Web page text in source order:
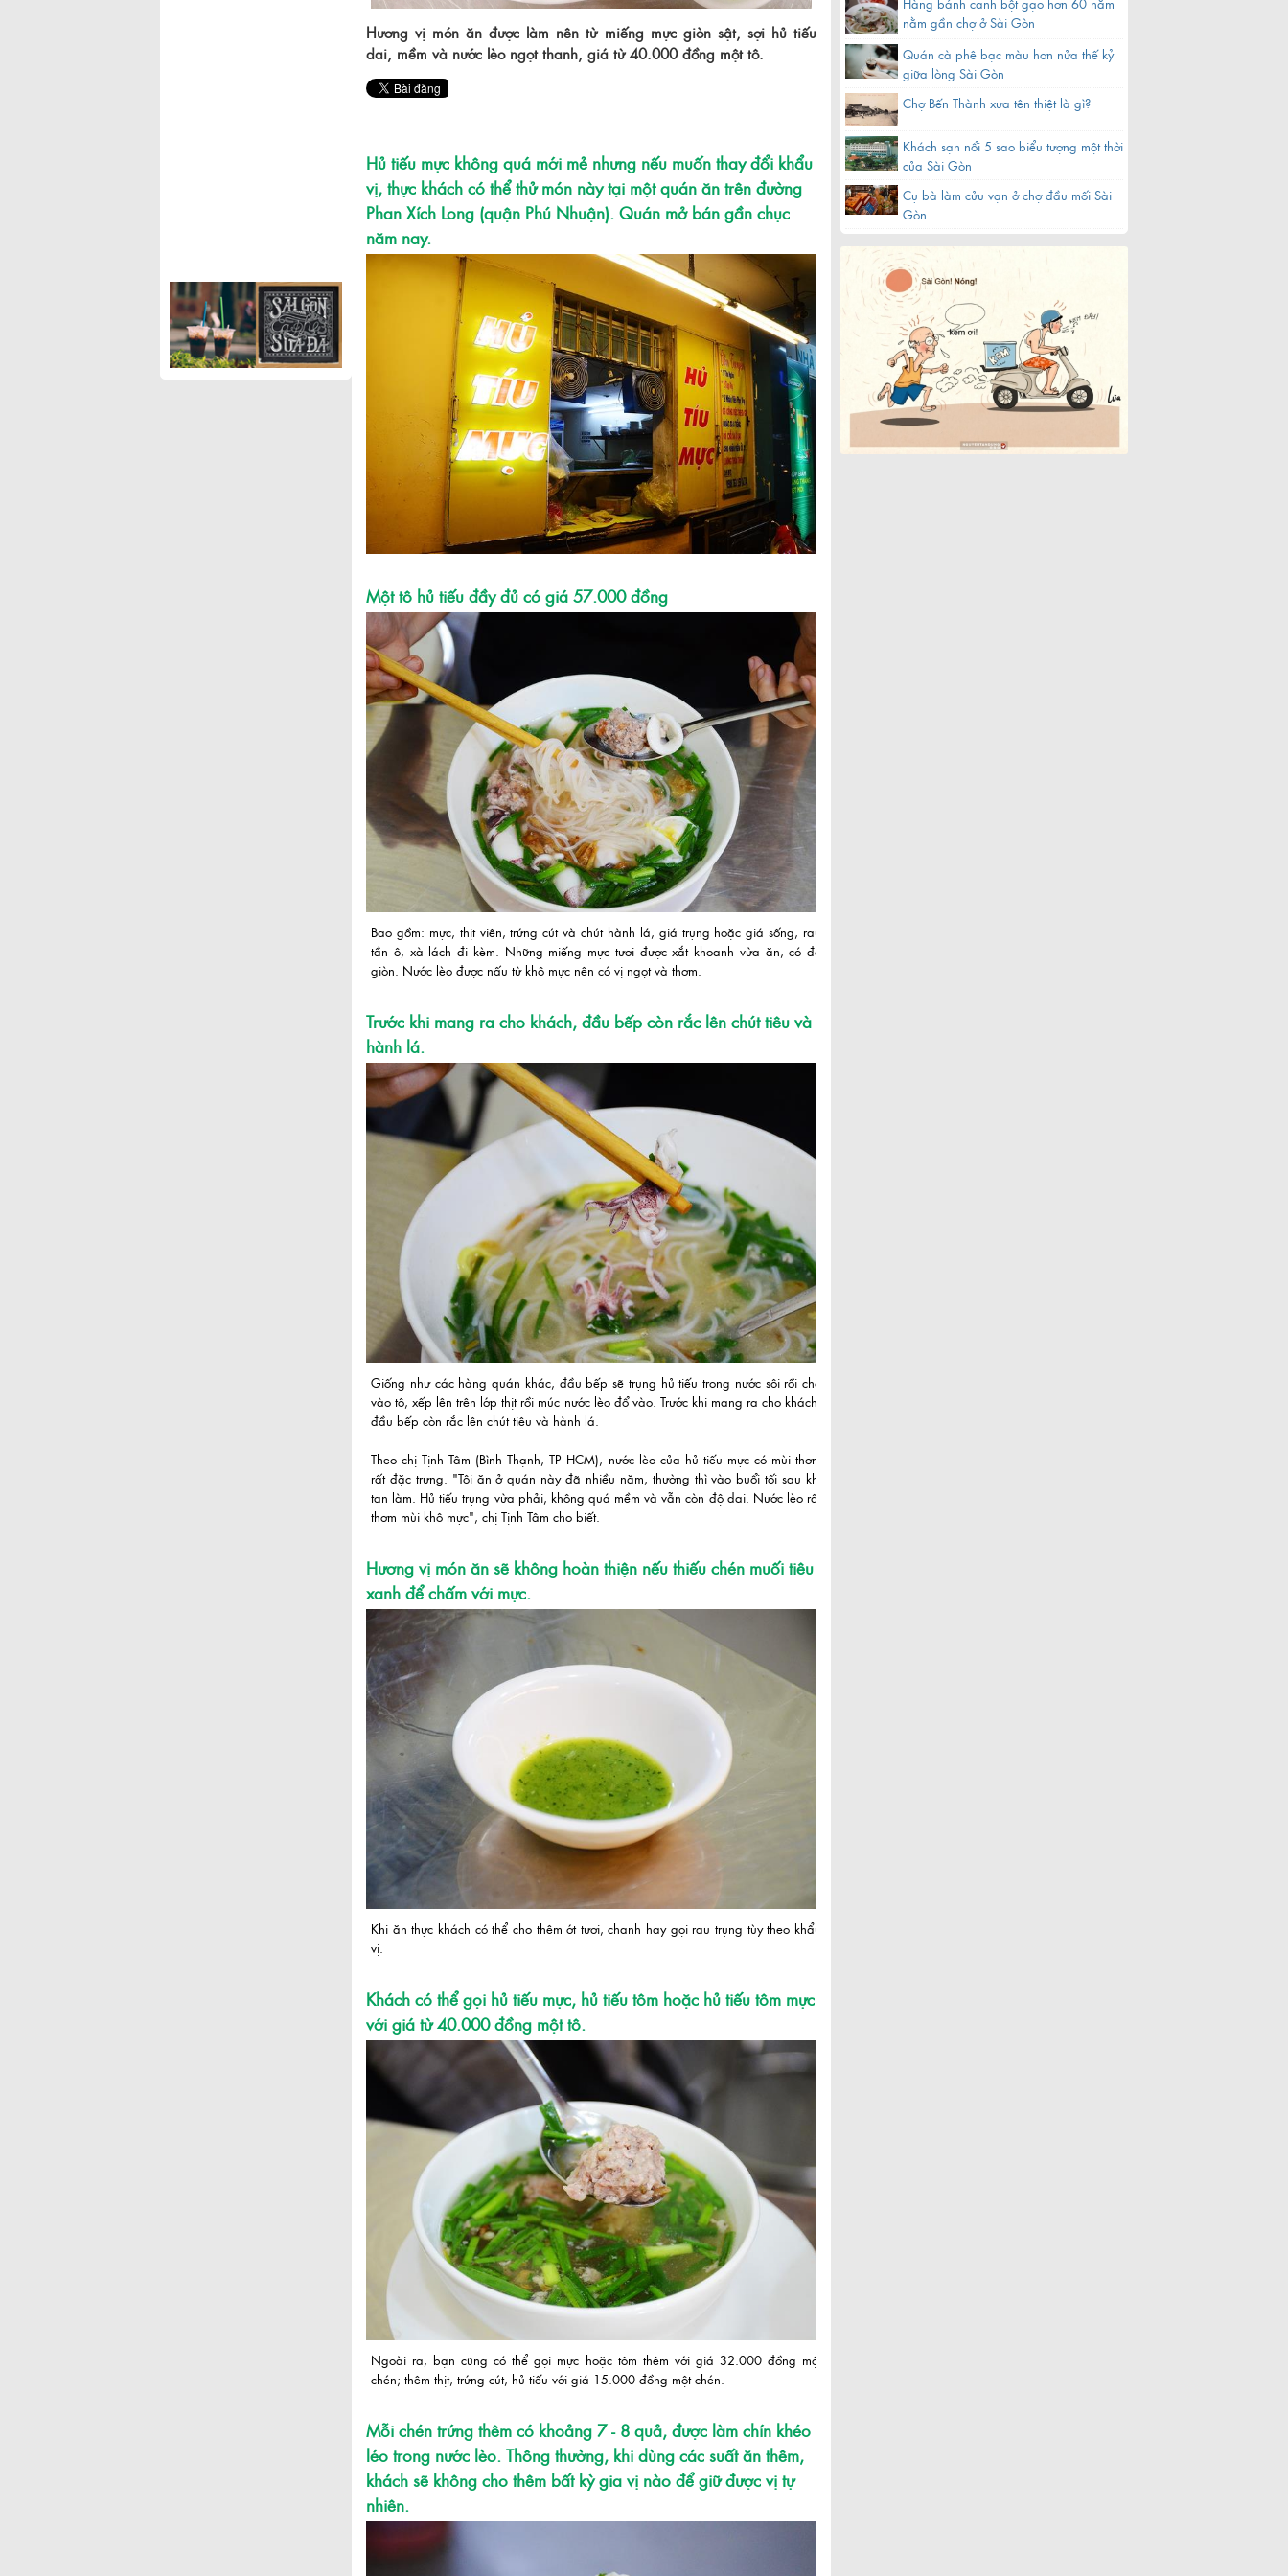
Hương vị món ăn được làm nên từ miếng mực giòn sật, sợi hủ tiếu
dai, mềm và nước lèo ngọt thanh, giá từ 40.000 đồng một tô.
Hủ tiếu mực không quá mới mẻ nhưng nếu muốn thay đổi khẩu
vị, thực khách có thể thử món này tại một quán ăn trên đường
Phan Xích Long (quận Phú Nhuận). Quán mở bán gần chục
năm nay.
Một tô hủ tiếu đầy đủ có giá 57.000 đồng
Bao gồm: mực, thịt viên, trứng cút và chút hành lá, giá trụng hoặc giá sống, rau
tần ô, xà lách đi kèm. Những miếng mực tươi được xắt khoanh vừa ăn, có độ
giòn. Nước lèo được nấu từ khô mực nên có vị ngọt và thơm.
Trước khi mang ra cho khách, đầu bếp còn rắc lên chút tiêu và
hành lá.
Giống như các hàng quán khác, đầu bếp sẽ trụng hủ tiếu trong nước sôi rồi cho
vào tô, xếp lên trên lớp thịt rồi múc nước lèo đổ vào. Trước khi mang ra cho khách,
đầu bếp còn rắc lên chút tiêu và hành lá.
Theo chị Tịnh Tâm (Bình Thạnh, TP HCM), nước lèo của hủ tiếu mực có mùi thơm
rất đặc trưng. "Tôi ăn ở quán này đã nhiều năm, thường thì vào buổi tối sau khi
tan làm. Hủ tiếu trụng vừa phải, không quá mềm và vẫn còn độ dai. Nước lèo rất
thơm mùi khô mực", chị Tịnh Tâm cho biết.
Hương vị món ăn sẽ không hoàn thiện nếu thiếu chén muối tiêu
xanh để chấm với mực.
Khi ăn thực khách có thể cho thêm ớt tươi, chanh hay gọi rau trụng tùy theo khẩu
vị.
Khách có thể gọi hủ tiếu mực, hủ tiếu tôm hoặc hủ tiếu tôm mực
với giá từ 40.000 đồng một tô.
Ngoài ra, bạn cũng có thể gọi mực hoặc tôm thêm với giá 32.000 đồng một
chén; thêm thịt, trứng cút, hủ tiếu với giá 15.000 đồng một chén.
Mỗi chén trứng thêm có khoảng 7 - 8 quả, được làm chín khéo
léo trong nước lèo. Thông thường, khi dùng các suất ăn thêm,
khách sẽ không cho thêm bất kỳ gia vị nào để giữ được vị tự
nhiên.
nằm gần chợ ở Sài Gòn
Quán cà phê bạc màu hơn nửa thế kỷ
giữa lòng Sài Gòn
Chợ Bến Thành xưa tên thiệt là gì?
Khách sạn nổi 5 sao biểu tượng một thời
của Sài Gòn
Cụ bà làm cửu vạn ở chợ đầu mối Sài
Gòn